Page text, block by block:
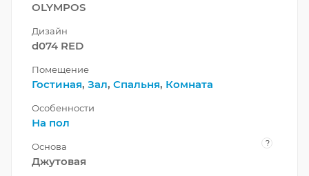
OLYMPOS
Дизайн
d074 RED
Помещение
Гостиная, Зал, Спальня, Комната
Особенности
На пол
Основа ?
Джутовая